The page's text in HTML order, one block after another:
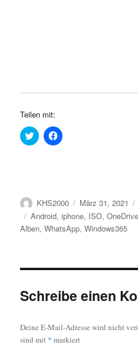
Teilen mit:
K
l
b
r
T
w
e
r
u
t
e
e
(
K
l
u
F
a
c
o
k
u
t
e
e
(
Autor
KHS2000
Veröffentlicht
am
März 31, 2021
Schlagwörter
Android,iphone, ISO,OneDrive
Alben,WhatsApp,Windows365
Schreibe einen
Deine E-Mail-Adresse wird nicht
sind mit * markiert